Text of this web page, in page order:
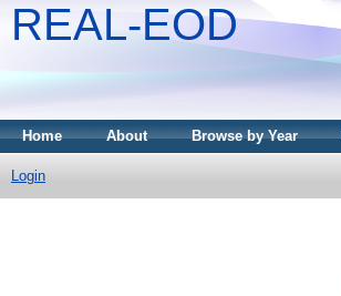
REAL-EOD
Home About Browse by Year
Login